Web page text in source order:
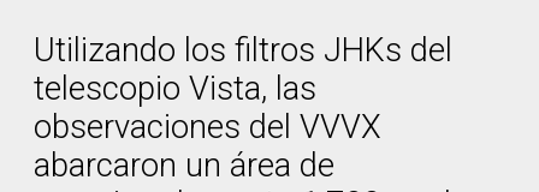
Utilizando los filtros JHKs del
telescopio Vista, las
observaciones del VVVX
abarcaron un área de